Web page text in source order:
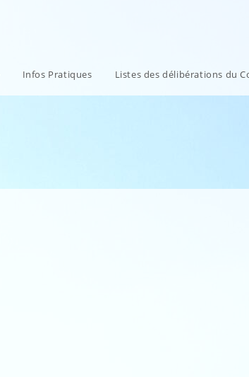
Infos Pratiques Listes des délibérations du